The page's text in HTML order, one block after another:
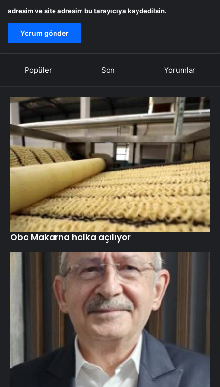
adresim ve site adresim bu tarayıcıya kaydedilsin.
Popüler Son Yorumlar
Oba Makarna halka açılıyor